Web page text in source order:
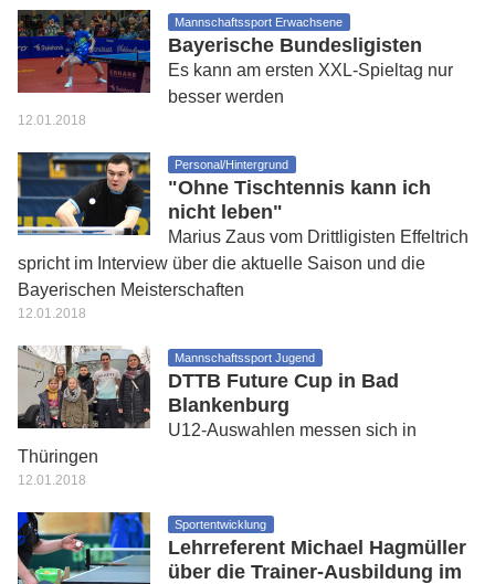
Mannschaftssport Erwachsene
Bayerische Bundesligisten
Es kann am ersten XXL-Spieltag nur
besser werden
12.01.2018
Personal/Hintergrund
"Ohne Tischtennis kann ich
nicht leben"
Marius Zaus vom Drittligisten Effeltrich
spricht im Interview über die aktuelle Saison und die
Bayerischen Meisterschaften
12.01.2018
Mannschaftssport Jugend
DTTB Future Cup in Bad
Blankenburg
U12-Auswahlen messen sich in
Thüringen
12.01.2018
Sportentwicklung
Lehrreferent Michael Hagmüller
über die Trainer-Ausbildung im